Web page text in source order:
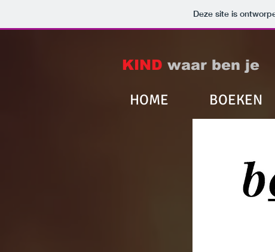
Deze site is
KIND waar ben je
HOME BOEKEN
DE AUTEUR More